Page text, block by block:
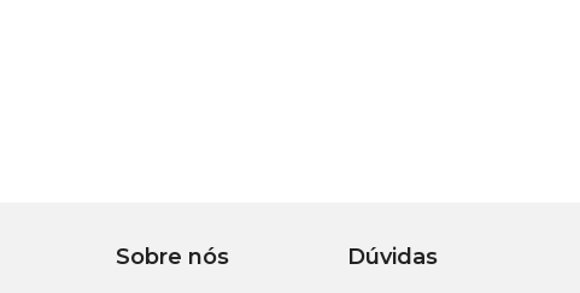
Sobre nós Dúvidas